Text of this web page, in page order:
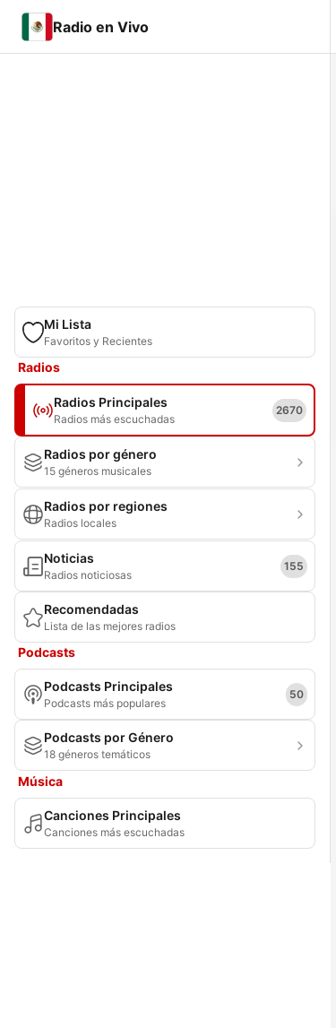
Radio en Vivo
Mi Lista
Favoritos y Recientes
Radios
Radios Principales
Radios más escuchadas
2670
Radios por género
15 géneros musicales
Radios por regiones
Radios locales
Noticias
Radios noticiosas
155
Recomendadas
Lista de las mejores radios
Podcasts
Podcasts Principales
Podcasts más populares
50
Podcasts por Género
18 géneros temáticos
Música
Canciones Principales
Canciones más escuchadas